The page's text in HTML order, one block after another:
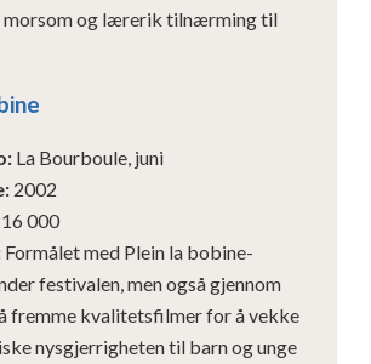
morsom og lærerik tilnærming til
: La Bourboule, juni
: 2002
16 000
Formålet med Plein la bobine-
festivalen, men også gjennom
fremme kvalitetsfilmer for å vekke
nysgjerrigheten til barn og unge